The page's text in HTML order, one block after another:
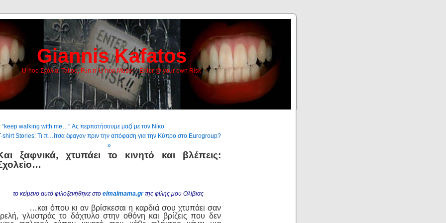
Giannis Kafatos
U-hoo Σχόλια, Tattoo, Fun n' U-hoo Music – Enter @ your own Risk
“keep walking with me…” Ας περπατήσουμε μαζί με τον Νίκο
shirt Stories: Τι π…ίτσα έφαγαν πριν την απόφαση για την Κύπρο στο Eurogroup?
»
ξαφνικά, χτυπάει το κινητό και βλέπεις:
το κείμενο αυτό φιλοξενήθηκε στο eimaimama.grτης φίλης μου Ολίβιας
όπου κι αν βρίσκεσαι η καρδιά σου χτυπάει σαν
γλυστράς το δάχτυλο στην οθόνη και βρίζεις που δεν